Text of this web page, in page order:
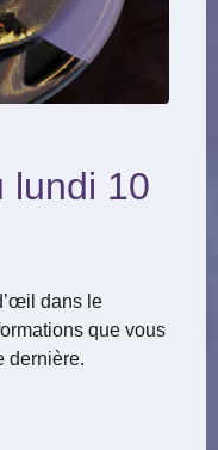
lundi 10
dans le
que vous
dernière.